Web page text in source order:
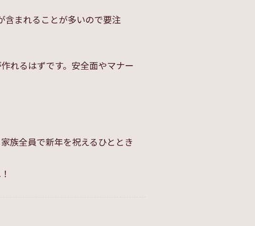
まれることが多いので要注
れるはずです。安全面やマナー
族全員で新年を祝えるひととき